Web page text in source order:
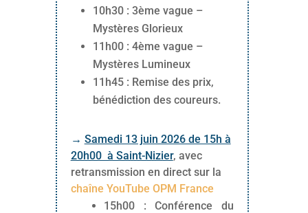
10h30 : 3ème vague –
Mystères Glorieux
11h00 : 4ème vague –
Mystères Lumineux
11h45 : Remise des prix,
bénédiction des coureurs.
→ Samedi 13 juin 2026 de 15h à
20h00 à Saint-Nizier, avec
retransmission en direct sur la
chaîne YouTube OPM France
15h00 : Conférence du